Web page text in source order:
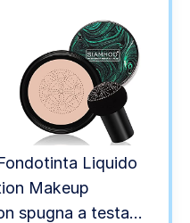
Liquido
Makeup
spugna a testa